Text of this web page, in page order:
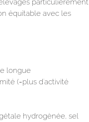
particulièrement
équitable avec les
longue
(=plus d'activité
hydrogènée, sel